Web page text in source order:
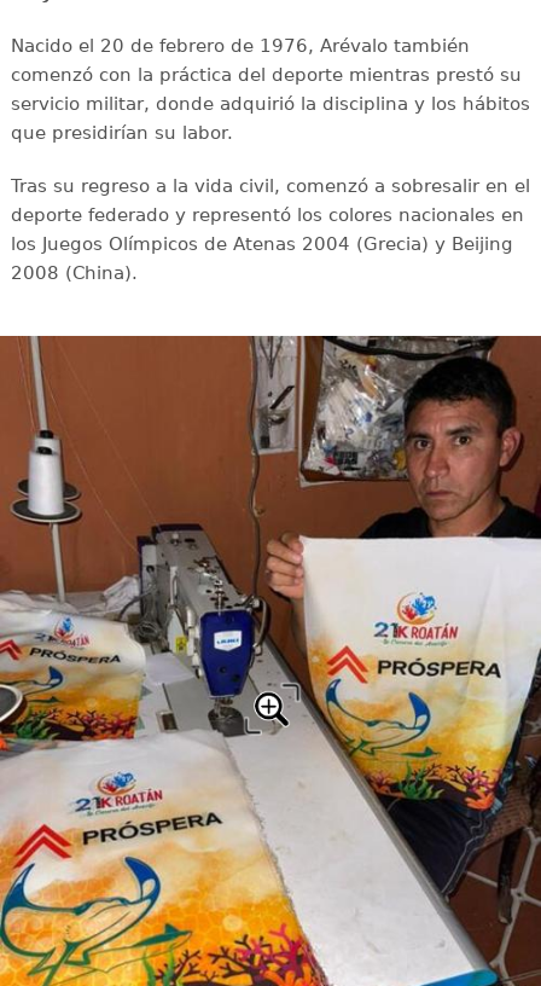
Nacido el 20 de febrero de 1976, Arévalo también
comenzó con la práctica del deporte mientras prestó su
servicio militar, donde adquirió la disciplina y los hábitos
que presidirían su labor.
Tras su regreso a la vida civil, comenzó a sobresalir en el
deporte federado y representó los colores nacionales en
los Juegos Olímpicos de Atenas 2004 (Grecia) y Beijing
2008 (China).